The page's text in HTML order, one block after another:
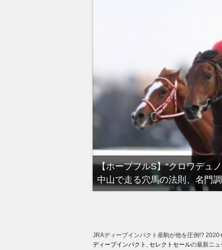
【ホープフルS】“クロワデュ
中山で走る穴馬の法則、名門
JRAディープインパクト産駒が他を圧倒!? 2020
ディープインパクト , セレクトセールの最新ニ